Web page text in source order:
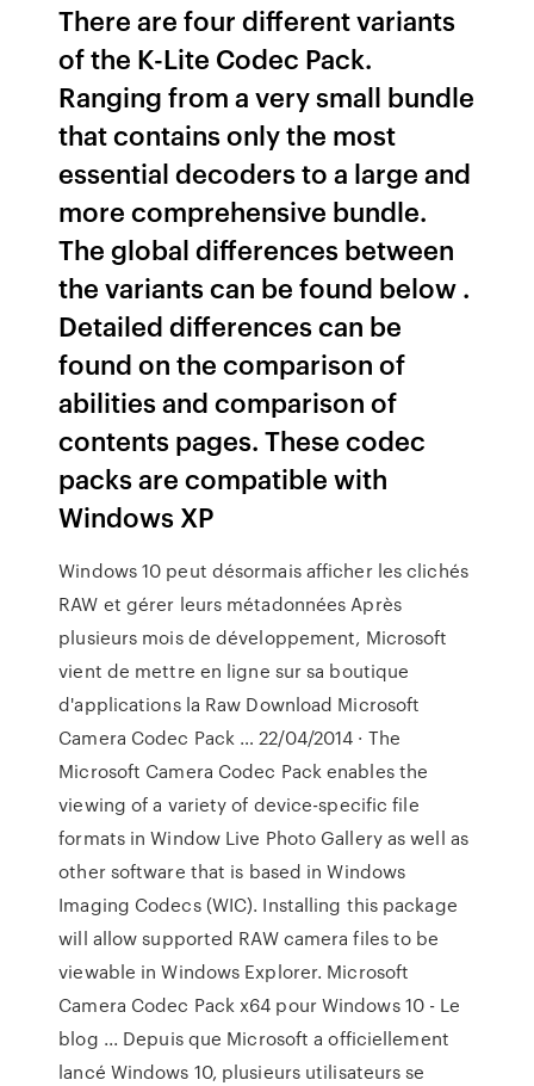
There are four different variants
of the K-Lite Codec Pack.
Ranging from a very small bundle
that contains only the most
essential decoders to a large and
more comprehensive bundle.
The global differences between
the variants can be found below .
Detailed differences can be
found on the comparison of
abilities and comparison of
contents pages. These codec
packs are compatible with
Windows XP
Windows 10 peut désormais afficher les clichés
RAW et gérer leurs métadonnées Après
plusieurs mois de développement, Microsoft
vient de mettre en ligne sur sa boutique
d'applications la Raw Download Microsoft
Camera Codec Pack … 22/04/2014 · The
Microsoft Camera Codec Pack enables the
viewing of a variety of device-specific file
formats in Window Live Photo Gallery as well as
other software that is based in Windows
Imaging Codecs (WIC). Installing this package
will allow supported RAW camera files to be
viewable in Windows Explorer. Microsoft
Camera Codec Pack x64 pour Windows 10 - Le
blog ... Depuis que Microsoft a officiellement
lancé Windows 10, plusieurs utilisateurs se